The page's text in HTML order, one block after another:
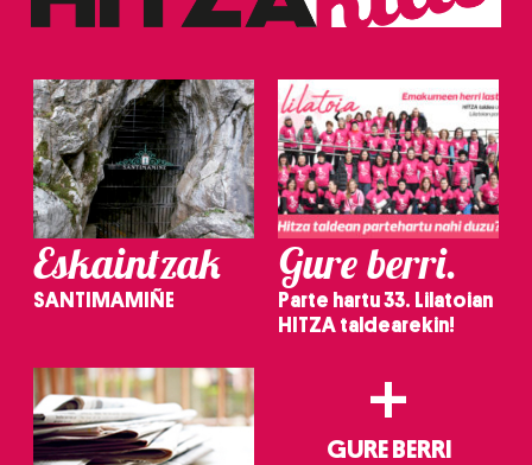
Eskaintzak
SANTIMAMIÑE
Gure berri.
Parte hartu 33. Lilatoian
HITZA taldearekin!
+
GURE BERRI